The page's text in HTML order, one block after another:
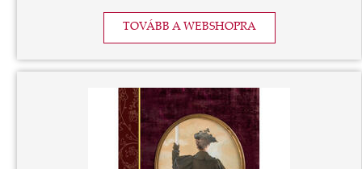
TOVÁBB A WEBSHOPRA